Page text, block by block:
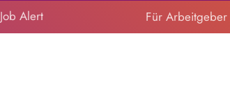
Job Alert Für Arbeitgeber